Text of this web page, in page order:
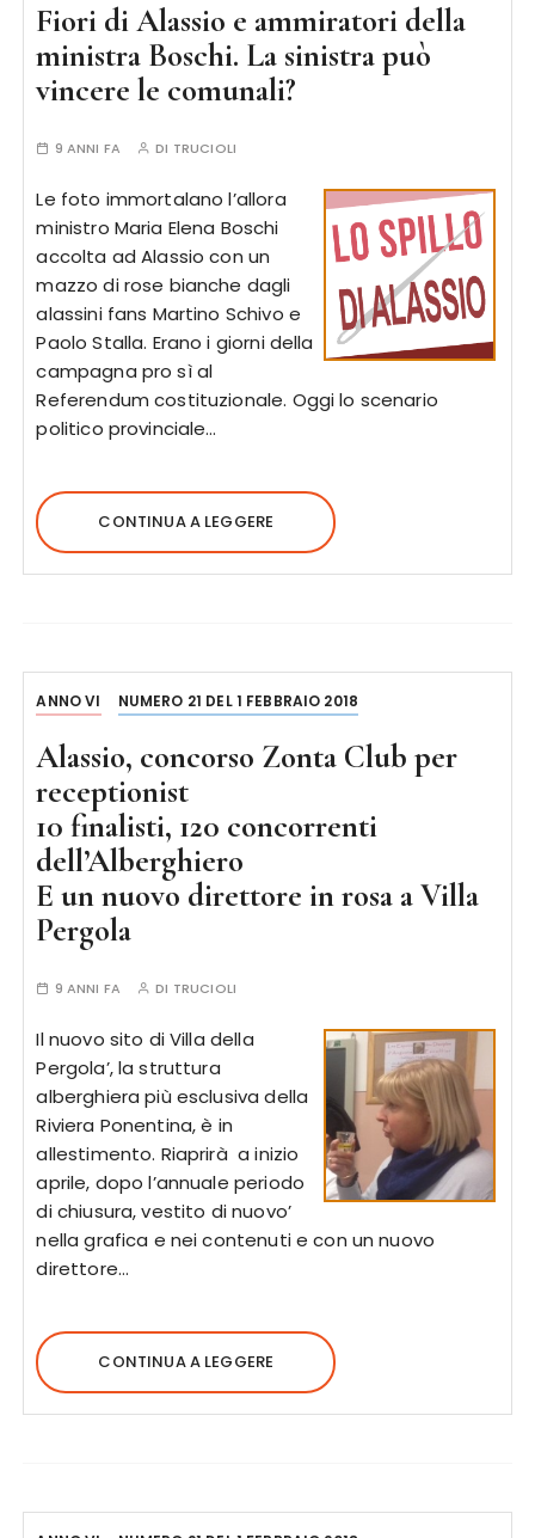
Fiori di Alassio e ammiratori della
ministra Boschi. La sinistra può
vincere le comunali?
9 ANNI FA DI TRUCIOLI
Le foto immortalano l’allora
ministro Maria Elena Boschi
accolta ad Alassio con un
mazzo di rose bianche dagli
alassini fans Martino Schivo e
Paolo Stalla. Erano i giorni della
campagna pro sì al
Referendum costituzionale. Oggi lo scenario
politico provinciale…
CONTINUA A LEGGERE
ANNO VI NUMERO 21 DEL 1 FEBBRAIO 2018
Alassio, concorso Zonta Club per
receptionist
10 finalisti, 120 concorrenti
dell’Alberghiero
E un nuovo direttore in rosa a Villa
Pergola
9 ANNI FA DI TRUCIOLI
Il nuovo sito di Villa della
Pergola’, la struttura
alberghiera più esclusiva della
Riviera Ponentina, è in
allestimento. Riaprirà a inizio
aprile, dopo l’annuale periodo
di chiusura, vestito di nuovo’
nella grafica e nei contenuti e con un nuovo
direttore…
CONTINUA A LEGGERE